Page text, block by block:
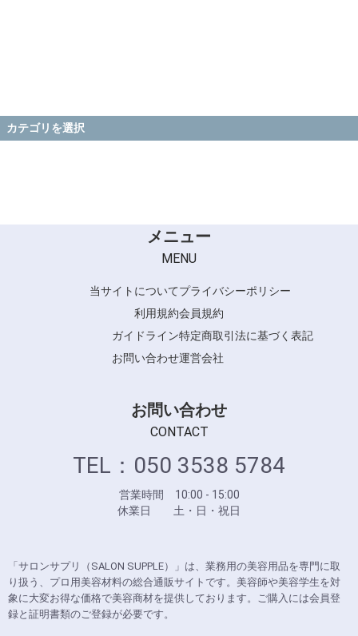
カテゴリを選択
メニュー
MENU
当サイトについてプライバシーポリシー
利用規約会員規約
ガイドライン特定商取引法に基づく表記
お問い合わせ運営会社
お問い合わせ
CONTACT
TEL：050 3538 5784
営業時間 10:00 - 15:00
休業日 土・日・祝日
「サロンサプリ（SALON SUPPLE）」は、業務用の美容用品を専門に取
り扱う、プロ用美容材料の総合通販サイトです。美容師や美容学生を対
象に大変お得な価格で美容商材を提供しております。ご購入には会員登
録と証明書類のご登録が必要です。